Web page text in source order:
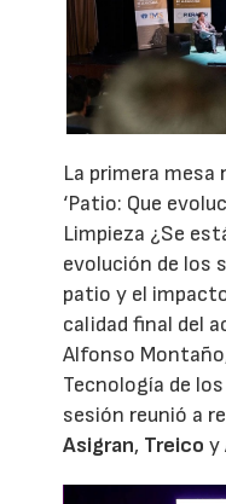
La primera mesa
‘Patio: Que
Limpieza ¿Se
evolución de los
patio y el
calidad final del
Alfonso
Tecnología de
sesión reunió a
Asigran, Treicoy